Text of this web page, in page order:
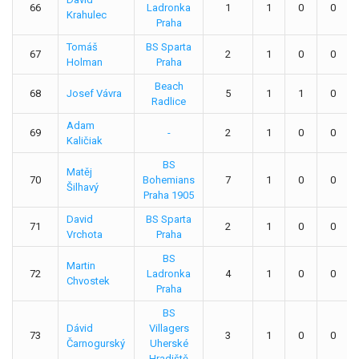
66
Krahulec
Ladronka
Praha
1 1 0 0
67
Tomáš
Holman
BS Sparta
Praha
2 1 0 0
68 Josef Vávra
Beach
Radlice
5 1 1 0
69
Adam
Kaličiak
- 2 1 0 0
70
Matěj
Šilhavý
BS
Bohemians
Praha 1905
7 1 0 0
71
David
Vrchota
BS Sparta
Praha
2 1 0 0
72
Martin
Chvostek
BS
Ladronka
Praha
4 1 0 0
73
Dávid
Čarnogurský
BS
Villagers
Uherské
3 1 0 0